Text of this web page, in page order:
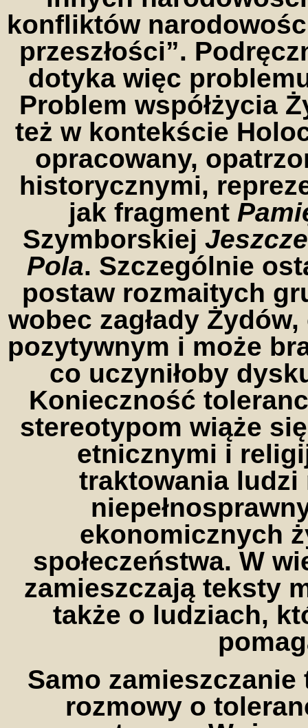
konfliktów
przeszłości”.
dotyka więc
Problem współżycia
też w kontekście
opracowany,
historycznymi,
jak fragment
Szymborskiej Jeszcze
Pola. Szczególnie
postaw rozmaitych
wobec zagłady
pozytywnym i może
co uczyniłoby
Konieczność
stereotypom wiąże
etnicznymi i
traktowania
ekonomicznych
społeczeństwa. W
zamieszczają teksty
także o ludziach,
Samo
rozmowy o